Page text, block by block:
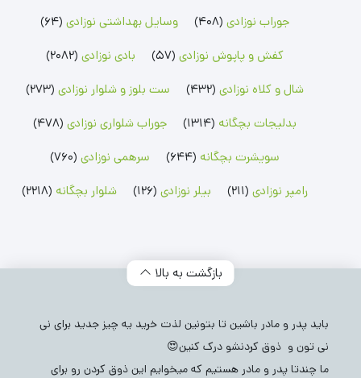
جوراب نوزادی (408) وسایل بهداشتی نوزادی (64)
کفش و پاپوش نوزادی (57) بادی نوزادی (2082)
شال و کلاه نوزادی (432) ست بلوز و شلوار نوزادی (273)
بدلیجات بچگانه (1314) جوراب شلواری نوزادی (478)
سویشرت بچگانه (644) سرهمی نوزادی (760)
رامپر نوزادی (211) بیلر نوزادی (126) شلوار بچگانه (2218)
بازگشت به بالا
باید پدر و مادر باشین تا بتونین لذت خرید یه چیز جدید برای نی
نی تون و ذوق کردنشو درک کنین😍
ما چندتا پدر و مادر هستیم که میخوایم این ذوق کردن رو برای